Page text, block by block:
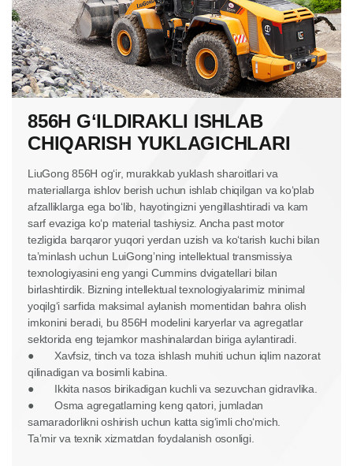
856H GʻILDIRAKLI ISHLAB
CHIQARISH YUKLAGICHLARI
LiuGong 856H ogʻir, murakkab yuklash sharoitlari va
materiallarga ishlov berish uchun ishlab chiqilgan va koʻplab
afzalliklarga ega boʻlib, hayotingizni yengillashtiradi va kam
sarf evaziga koʻp material tashiysiz. Ancha past motor
tezligida barqaror yuqori yerdan uzish va koʻtarish kuchi bilan
taʼminlash uchun LuiGongʼning intellektual transmissiya
texnologiyasini eng yangi Cummins dvigatellari bilan
birlashtirdik. Bizning intellektual texnologiyalarimiz minimal
yoqilgʻi sarfida maksimal aylanish momentidan bahra olish
imkonini beradi, bu 856H modelini karyerlar va agregatlar
sektorida eng tejamkor mashinalardan biriga aylantiradi.
● Xavfsiz, tinch va toza ishlash muhiti uchun iqlim nazorat
qilinadigan va bosimli kabina.
● Ikkita nasos birikadigan kuchli va sezuvchan gidravlika.
●Osma agregatlarning keng qatori, jumladan
samaradorlikni oshirish uchun katta sigʻimli choʻmich.
Taʼmir va texnik xizmatdan foydalanish osonligi.